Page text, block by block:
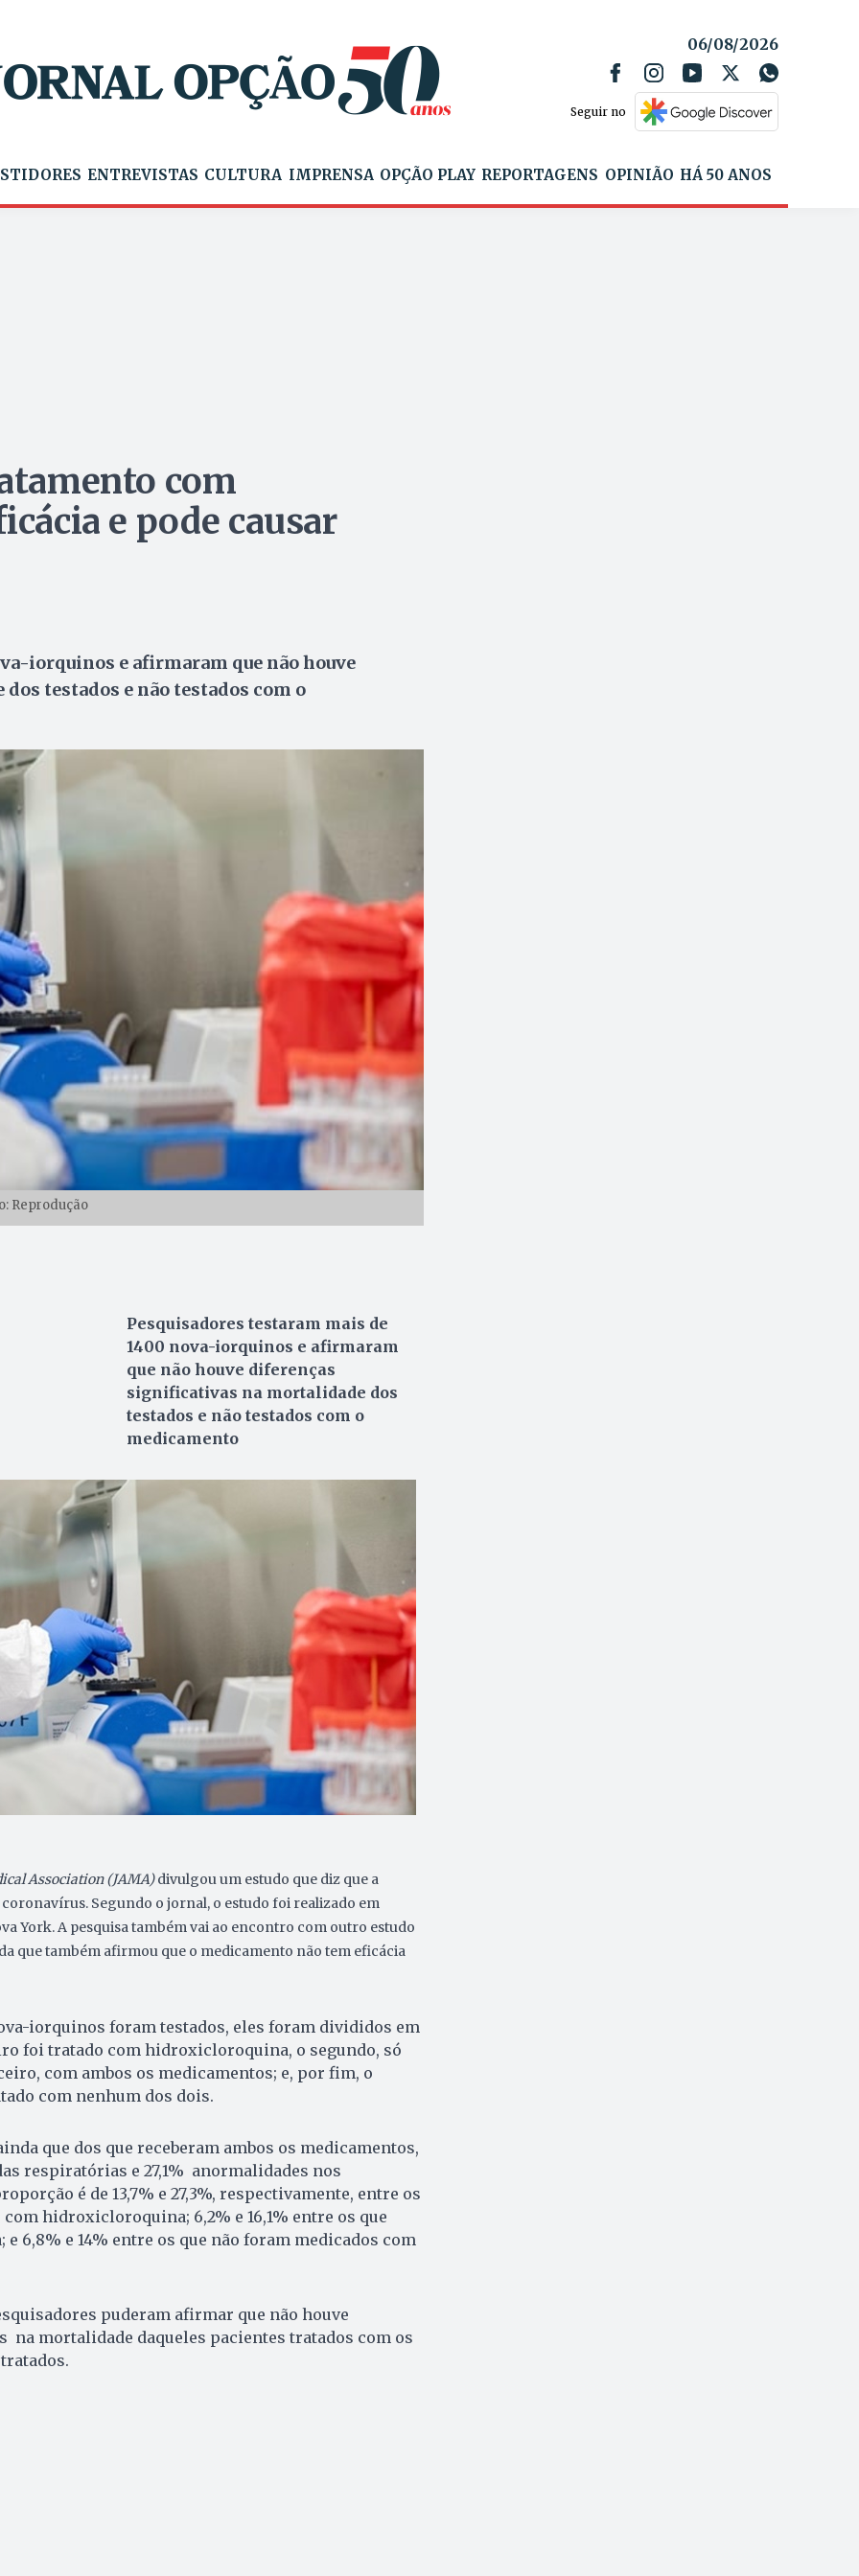
06/08/2026
Seguir no
ENTREVISTAS CULTURA IMPRENSA OPÇÃO PLAY REPORTAGENS OPINIÃO HÁ 50 ANOS
com
e pode causar
iorquinos e afirmaram que não houve
testados e não testados com o
Reprodução
Pesquisadores testaram mais de
1400 nova-iorquinos e afirmaram
que não houve diferenças
significativas na mortalidade dos
testados e não testados com o
medicamento
Association (JAMA)divulgou um estudo que diz que a
Segundo o jornal, o estudo foi realizado em
York. A pesquisa também vai ao encontro com outro estudo
que também afirmou que o medicamento não tem eficácia
iorquinos foram testados, eles foram divididos em
foi tratado com hidroxicloroquina, o segundo, só
com ambos os medicamentos; e, por fim, o
com nenhum dos dois.
que dos que receberam ambos os medicamentos,
respiratórias e 27,1% anormalidades nos
é de 13,7% e 27,3%, respectivamente, entre os
hidroxicloroquina; 6,2% e 16,1% entre os que
6,8% e 14% entre os que não foram medicados com
puderam afirmar que não houve
mortalidade daqueles pacientes tratados com os